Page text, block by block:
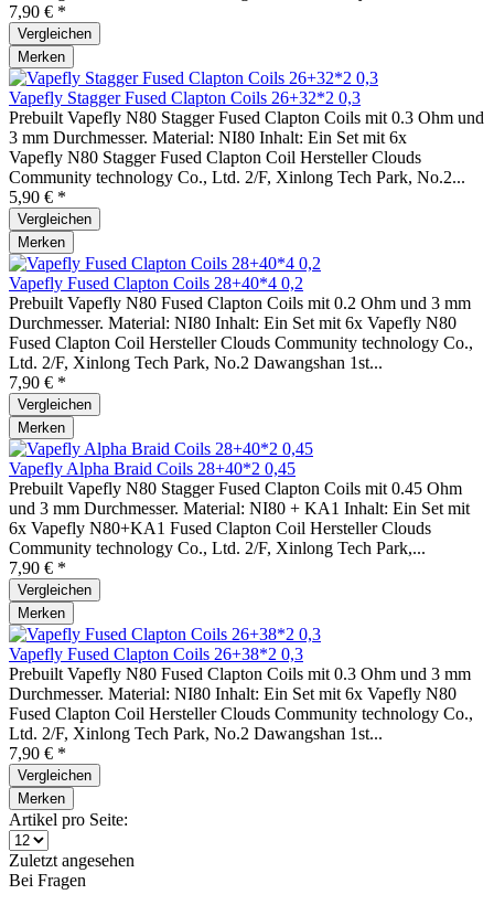
7,90 € *
Vergleichen
Merken
Vapefly Stagger Fused Clapton Coils 26+32*2 0,3
Prebuilt Vapefly N80 Stagger Fused Clapton Coils mit 0.3 Ohm und
3 mm Durchmesser. Material: NI80 Inhalt: Ein Set mit 6x
Vapefly N80 Stagger Fused Clapton Coil Hersteller Clouds
Community technology Co., Ltd. 2/F, Xinlong Tech Park, No.2...
5,90 € *
Vergleichen
Merken
Vapefly Fused Clapton Coils 28+40*4 0,2
Prebuilt Vapefly N80 Fused Clapton Coils mit 0.2 Ohm und 3 mm
Durchmesser. Material: NI80 Inhalt: Ein Set mit 6x Vapefly N80
Fused Clapton Coil Hersteller Clouds Community technology Co.,
Ltd. 2/F, Xinlong Tech Park, No.2 Dawangshan 1st...
7,90 € *
Vergleichen
Merken
Vapefly Alpha Braid Coils 28+40*2 0,45
Prebuilt Vapefly N80 Stagger Fused Clapton Coils mit 0.45 Ohm
und 3 mm Durchmesser. Material: NI80 + KA1 Inhalt: Ein Set mit
6x Vapefly N80+KA1 Fused Clapton Coil Hersteller Clouds
Community technology Co., Ltd. 2/F, Xinlong Tech Park,...
7,90 € *
Vergleichen
Merken
Vapefly Fused Clapton Coils 26+38*2 0,3
Prebuilt Vapefly N80 Fused Clapton Coils mit 0.3 Ohm und 3 mm
Durchmesser. Material: NI80 Inhalt: Ein Set mit 6x Vapefly N80
Fused Clapton Coil Hersteller Clouds Community technology Co.,
Ltd. 2/F, Xinlong Tech Park, No.2 Dawangshan 1st...
7,90 € *
Vergleichen
Merken
Artikel pro Seite:
Zuletzt angesehen
Bei Fragen